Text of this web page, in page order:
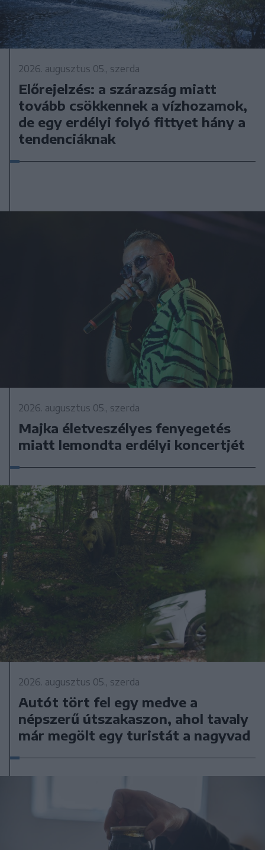
2026. augusztus 05., szerda
Előrejelzés: a szárazság miatt
tovább csökkennek a vízhozamok,
de egy erdélyi folyó fittyet hány a
tendenciáknak
2026. augusztus 05., szerda
Majka életveszélyes fenyegetés
miatt lemondta erdélyi koncertjét
2026. augusztus 05., szerda
Autót tört fel egy medve a
népszerű útszakaszon, ahol tavaly
már megölt egy turistát a nagyvad